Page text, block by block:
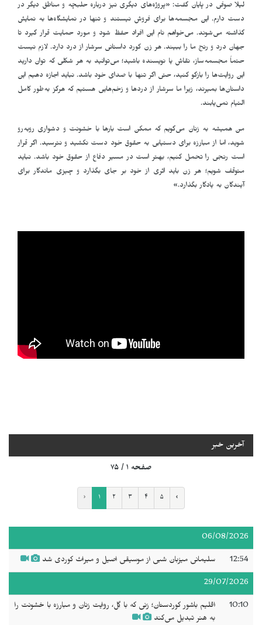
لیلا صوفی در پایان گفت: «پروژه‌های دیگری نیز درباره حلبچه و مناطق دیگر در
دست دارم. این مجسمه‌ها برای فروش نیستند و تنها در نمایشگاه‌ها به نمایش
گذاشته می‌شوند. می‌خواهم نام این افراد حفظ شود و مورد حمایت قرار گیرد تا
جهان درد و رنج ما را ببیند. هر زن کورد داستانی سرشار از درد دارد. لازم نیست
حتماً مجسمه‌ساز، نقاش یا نویسنده باشید؛ می‌توانید به هر شکلی که توان دارید
این روایت‌ها را بازگو کنید، حتی اگر تنها با صدای خود باشد. نباید اجازه دهیم این
داستان‌ها بمیرند، زیرا ما سرشار از دردها و زخم‌هایی هستیم که هرگز به‌طور کامل
التیام نمی‌یابند.
من همیشه به زنان می‌گویم که ممکن است بارها با خشونت و دشواری روبه‌رو
شوید، اما از مبارزه برای دستیابی به حقوق خود دست نکشید و نترسید. اگر قرار
است رنجی را تحمل کنیم، بهتر است در مسیر دفاع از حقوق خود باشد. نباید
متوقف شویم؛ هر زن باید اثری از خود بر جای بگذارد و چیزی ماندگار برای
آیندگان به یادگار بگذارد.
»
آخرین خبر
صفحه ۱ / ۷۵
‹ ۱ ۲ ۳ ۴ ۵ ›
06/08/2026
12:54 سلیمانی میزبان شبی از موسیقی اصیل و میراث کوردی شد
29/07/2026
10:10
اقلیم باشور کوردستان؛ زنی که با گِل، روایت زنان و مبارزه با خشونت را
به هنر تبدیل می‌کند